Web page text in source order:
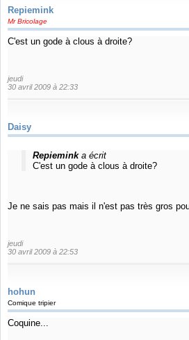
Repiemink
Mr Bricolage
C'est un gode à clous à droite?
jeudi
30 avril 2009 à 22:33
Daisy
Repieminka écrit
C'est un gode à clous à droite?
Je ne sais pas mais il n'est pas très gros
jeudi
30 avril 2009 à 22:53
hohun
Comique tripier
Coquine...